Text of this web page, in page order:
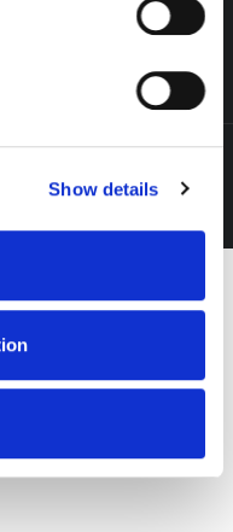
scanning it for
data is processed
and ads, to
partners who
that you’ve
from your use
Show details